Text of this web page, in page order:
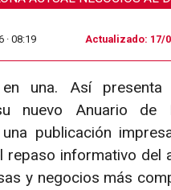
·08:19 Actualizado: 17/
una. Así
nuevo Anuario de
publicación
repaso informativo del
y negocios más